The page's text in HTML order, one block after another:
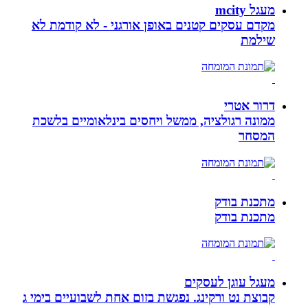
מעגל mcity
מקדם עסקים קטנים באופן אורגני - לא קודמת לא
שילמת
דרור אטרי
ממונה רגולציה, ממשל ויחסים בינלאומיים בלשכת
המסחר
מתכנת בודק
מתכנת בודק
מעגל עוגן לעסקים
קבוצת נט ורקינג. נפגשת בזום אחת לשבועיים בימי ג